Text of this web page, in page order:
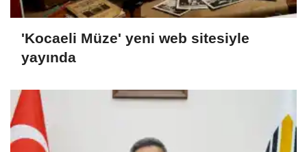
'Kocaeli Müze' yeni web sitesiyle
yayında